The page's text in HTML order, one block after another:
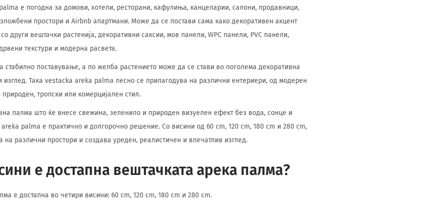
е погодна за домови, хотели, ресторани, кафулиња, канцеларии, салони, продавници,
простори и Airbnb апартмани. Може да се постави сама како декоративен акцент
други вештачки растенија, декоративни саксии, мов панели, WPC панели, PVC панели,
текстури и модерна расвета.
стабилно поставување, а по желба растението може да се стави во поголема декоративна
изглед. Така vestacka areka palma лесно се прилагодува на различни ентериери, од модерен
тропски или комерцијален стил.
палма што ќе внесе свежина, зеленило и природен визуелен ефект без вода, сонце и
palma е практично и долгорочно решение. Со висини од 60 cm, 120 cm, 180 cm и 280 cm,
на различни простори и создава уреден, реалистичен и впечатлив изглед.
е достапна вештачката арека палма?
е достапна во четири висини: 60 cm, 120 cm, 180 cm и 280 cm.